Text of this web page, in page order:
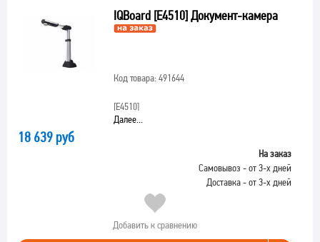
IQBoard [E4510] Документ-камера
Код товара: 491644
[E4510]
Далее...
18 639 руб
На заказ
Самовывоз - от 3-х дней
Доставка - от 3-х дней
Добавить к сравнению